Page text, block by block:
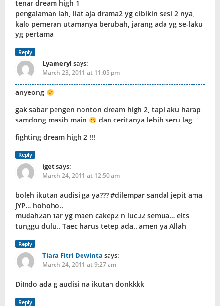
tenar dream high 1
pengalaman lah, liat aja drama2 yg dibikin sesi 2 nya,
kalo pemeran utamanya berubah, jarang ada yg se-laku
yg pertama
Reply
Lyameryl says:
March 23, 2011 at 11:05 pm
anyeong
gak sabar pengen nonton dream high 2, tapi aku harap
samdong masih main
dan ceritanya lebih seru lagi
fighting dream high 2 !!!
Reply
igetsays:
March 24, 2011 at 12:50 am
boleh ikutan audisi ga ya??? #dilempar sandal jepit ama
JYP… hohoho..
mudah2an tar yg maen cakep2 n lucu2 semua… eits
tunggu dulu.. Taec harus tetep ada.. amen ya Allah
Reply
Tiara Fitri Dewinta says:
March 24, 2011 at 9:27 am
DiIndo ada g audisi na ikutan donkkkk
Reply